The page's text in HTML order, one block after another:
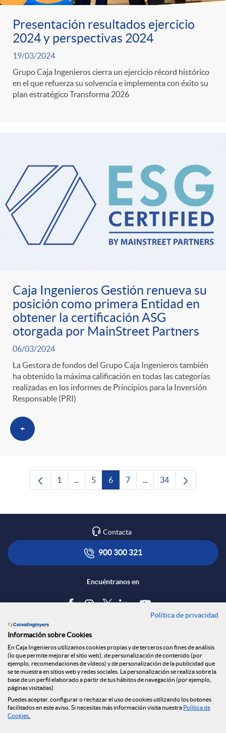
Presentación resultados ejercicio
2024 y perspectivas 2024
19/03/2024
Grupo Caja Ingenieros cierra un ejercicio récord histórico
en el que refuerza su solvencia e implementa con éxito su
plan estratégico Transforma 2026
Caja Ingenieros Gestión renueva su
posición como primera Entidad en
obtener la certificación ASG
otorgada por MainStreet Partners
06/03/2024
La Gestora de fondos del Grupo Caja Ingenieros también
ha obtenido la máxima calificación en todas las categorías
realizadas en los informes de Principios para la Inversión
Responsable (PRI)
+
Página
1 ...Páginas intermedias Use TAB para
Página
5 Página
6 Página
7 ...Páginas intermedias
Página
34
Contacta
900 300 321
Encuéntranos en
Tablón de anuncios
Política de cookies
Aviso legal
Seguridad Online
Privacidad
Canal denuncias
Política de privacidad
Información sobre Cookies
En Caja Ingenieros utilizamos cookies propias y de terceros con fines de análisis
(lo que permite mejorar el sitio web), de personalización de contenido (por
ejemplo, recomendaciones de vídeos) y de personalización de la publicidad que
se te muestra en sitios web y redes sociales. La personalización se realiza sobre la
base de un perfil elaborado a partir de tus hábitos de navegación (por ejemplo,
páginas visitadas).
Puedes aceptar, configurar o rechazar el uso de cookies utilizando los botones
facilitados en este aviso. Si necesitas más información visita nuestra Política de
Cookies